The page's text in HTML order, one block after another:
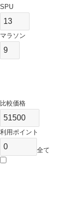
SPU
マラソン
比較価格
利用ポイント
全て